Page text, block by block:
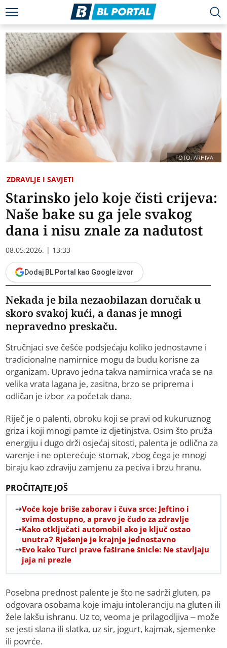
FOTO: ARHIVA
ZDRAVLJE I SAVJETI
Starinsko jelo koje čisti crijeva:
Naše bake su ga jele svakog
dana i nisu znale za nadutost
08.05.2026. | 13:33
Dodaj BL Portal kao Google izvor
Nekada je bila nezaobilazan doručak u
skoro svakoj kući, a danas je mnogi
nepravedno preskaču.
Stručnjaci sve češće podsjećaju koliko jednostavne i
tradicionalne namirnice mogu da budu korisne za
organizam. Upravo jedna takva namirnica vraća se na
velika vrata lagana je, zasitna, brzo se priprema i
odličan je izbor za početak dana.
Riječ je o palenti, obroku koji se pravi od kukuruznog
griza i koji mnogi pamte iz d‌jetinjstva. Osim što pruža
energiju i dugo drži osjećaj sitosti, palenta je odlična za
varenje i ne opterećuje stomak, zbog čega je mnogi
biraju kao zdraviju zamjenu za peciva i brzu hranu.
PROČITAJTE JOŠ
Voće koje briše zaborav i čuva srce: Jeftino i
svima dostupno, a pravo je čudo za zdravlje
Kako otključati automobil ako je ključ ostao
unutra? Rješenje je krajnje jednostavno
Evo kako Turci prave faširane šnicle: Ne stavljaju
jaja ni prezle
Posebna prednost palente je što ne sadrži gluten, pa
odgovara osobama koje imaju intoleranciju na gluten ili
žele lakšu ishranu. Uz to, veoma je prilagodljiva – može
se jesti slana ili slatka, uz sir, jogurt, kajmak, sjemenke
ili povrće.